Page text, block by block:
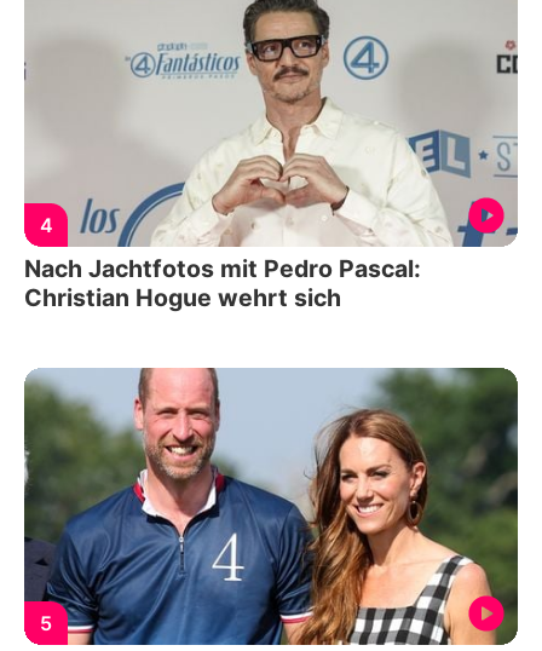
4
Nach Jachtfotos mit Pedro Pascal:
Christian Hogue wehrt sich
5